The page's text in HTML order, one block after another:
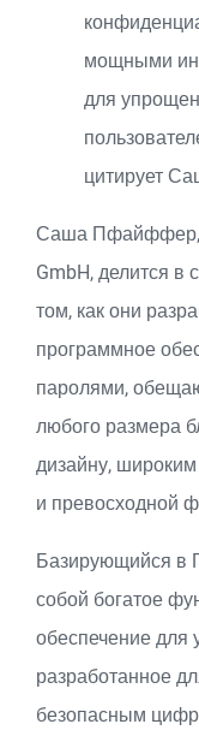
мощными
для
цитирует
Саша Пфайффер,
GmbH, делится в
том, как они
программное
паролями,
любого размера
дизайну,
и превосходной
Базирующийся в
собой богатое
обеспечение для
разработанное
безопасным